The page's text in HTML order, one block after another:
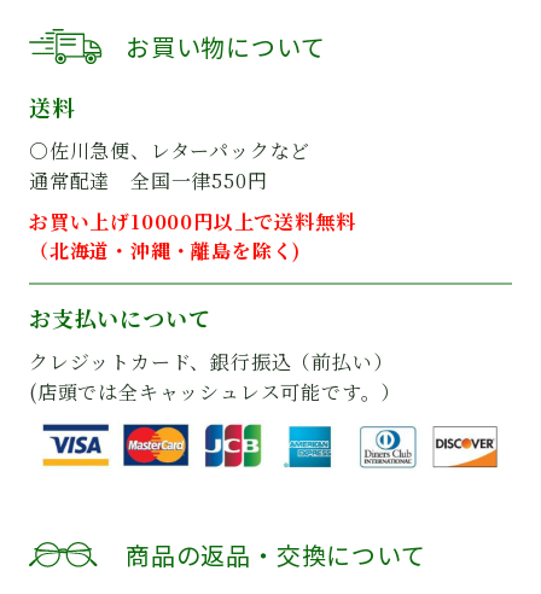
お買い物について
送料
○佐川急便、レターパックなど
通常配達 全国一律550円
お買い上げ10000円以上で送料無料
（北海道・沖縄・離島を除く)
お支払いについて
クレジットカード、銀行振込（前払い）
(店頭では全キャッシュレス可能です。）
商品の返品・交換について